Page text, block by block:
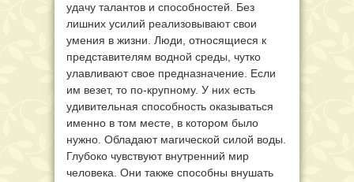
удачу талантов и способностей. Без
лишних усилий реализовывают свои
умения в жизни. Люди, относящиеся к
представителям водной среды, чутко
улавливают свое предназначение. Если
им везет, то по-крупному. У них есть
удивительная способность оказываться
именно в том месте, в котором было
нужно. Обладают магической силой воды.
Глубоко чувствуют внутренний мир
человека. Они также способны внушать